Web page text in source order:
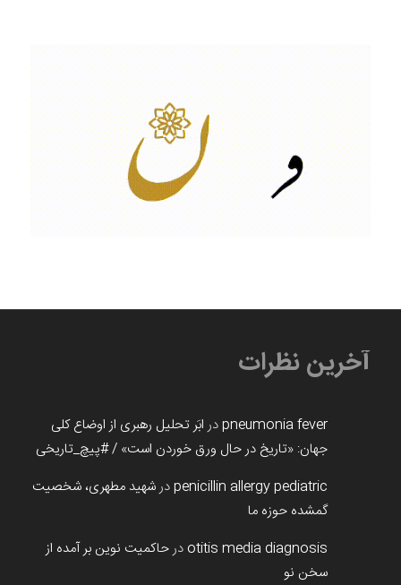
آخرین نظرات
pneumonia feverدر ابَر تحلیل رهبری از اوضاع کلی
جهان: «تاریخ در حال ورق خوردن است» / #پیچ_تاریخی
penicillin allergy pediatricدرشهید مطهری، شخصیت
گمشده حوزه ما
otitis media diagnosisدرحاکمیت نوین بر آمده از
سخن نو